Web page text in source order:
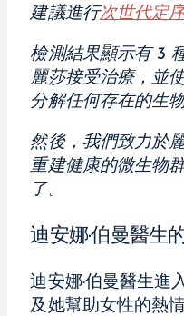
建議進行次世代定
檢測結果顯示有 3
麗莎接受治療，並
分解任何存在的生物
然後，我們致力於
重建健康的微生物
了。
迪安娜·伯曼醫生
迪安娜·伯曼醫生進
及她幫助女性的熱